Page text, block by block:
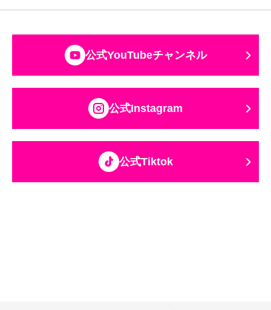
公式YouTubeチャンネル
公式Instagram
公式Tiktok